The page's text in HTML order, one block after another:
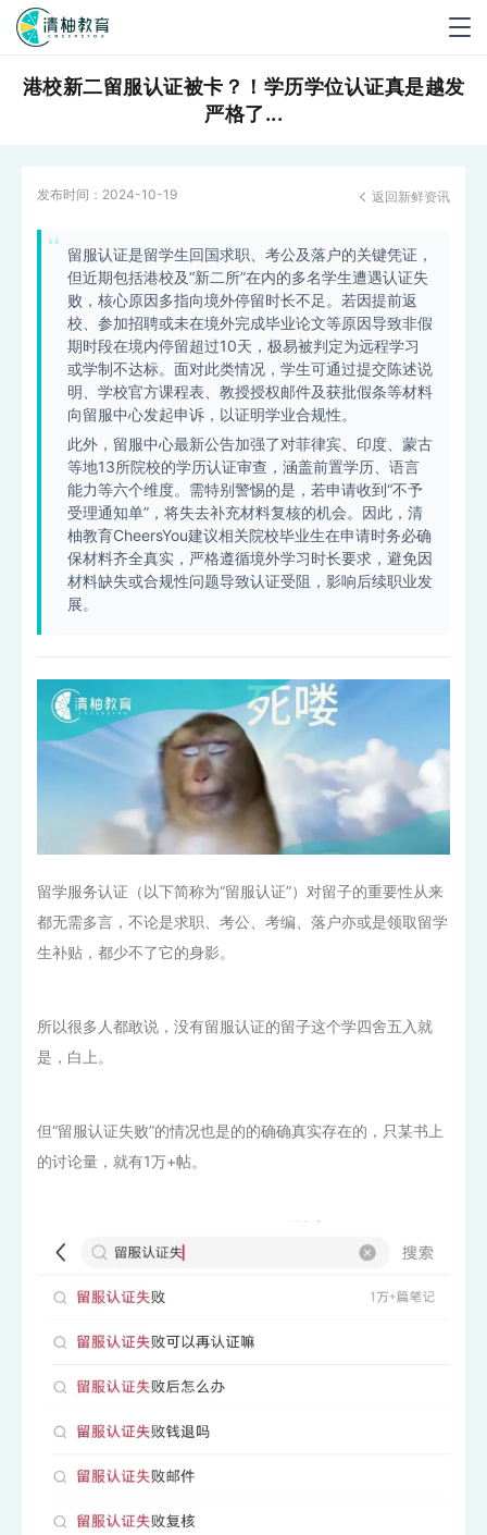
港校新二留服认证被卡？！学历学位认证真是越发
严格了...
发布时间： 2024-10-19  返回新鲜资讯
留服认证是留学生回国求职、考公及落户的关键凭证，
但近期包括港校及“新二所”在内的多名学生遭遇认证失
败，核心原因多指向境外停留时长不足。若因提前返
校、参加招聘或未在境外完成毕业论文等原因导致非假
期时段在境内停留超过10天，极易被判定为远程学习
或学制不达标。面对此类情况，学生可通过提交陈述说
明、学校官方课程表、教授授权邮件及获批假条等材料
向留服中心发起申诉，以证明学业合规性。
此外，留服中心最新公告加强了对菲律宾、印度、蒙古
等地13所院校的学历认证审查，涵盖前置学历、语言
能力等六个维度。需特别警惕的是，若申请收到“不予
受理通知单”，将失去补充材料复核的机会。因此，清
柚教育CheersYou建议相关院校毕业生在申请时务必确
保材料齐全真实，严格遵循境外学习时长要求，避免因
材料缺失或合规性问题导致认证受阻，影响后续职业发
展。
留学服务认证（以下简称为“留服认证”）对留子的重要性从来
都无需多言，不论是求职、考公、考编、落户亦或是领取留学
生补贴，都少不了它的身影。
所以很多人都敢说，没有留服认证的留子这个学四舍五入就
是，白上。
但“留服认证失败”的情况也是的的确确真实存在的，只某书上
的讨论量，就有1万+帖。